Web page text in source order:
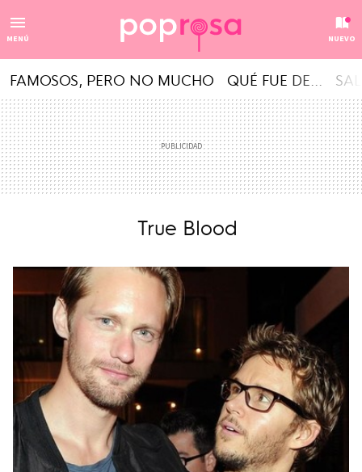
MENÚ NUEVO
FAMOSOS, PERO NO MUCHO QUÉ FUE DE...
True Blood